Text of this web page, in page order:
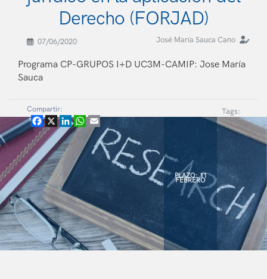
Derecho (FORJAD)
07/06/2020 José María Sauca Cano
Programa CP-GRUPOS I+D UC3M-CAMIP: Jose María
Sauca
Compartir:
Facebook
X LinkedInWhatsApp
Email
Tags:
PLAZO: 11
FEBRERO